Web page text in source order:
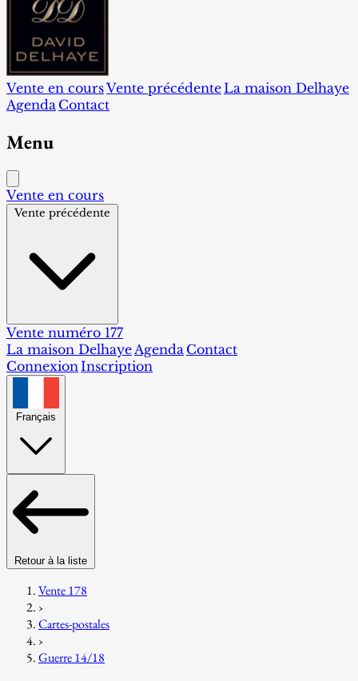
Vente en coursVente précédente La maison Delhaye
Agenda Contact
Menu
Vente en cours
Vente précédente
Vente numéro 177
La maison DelhayeAgenda Contact
ConnexionInscription
Français
Retour à la liste
Vente 178
›
Cartes-postales
›
Guerre 14/18